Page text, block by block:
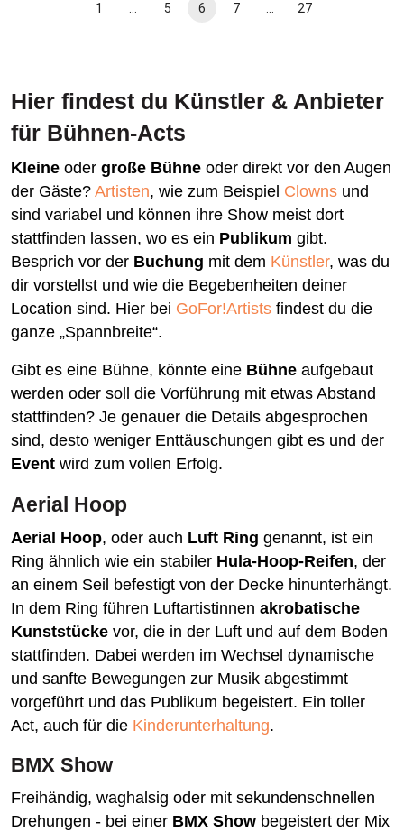
1 … 5 6 7 … 27
Hier findest du Künstler & Anbieter
für Bühnen-Acts
Kleine oder große Bühne oder direkt vor den Augen
der Gäste? Artisten, wie zum Beispiel Clowns und
sind variabel und können ihre Show meist dort
stattfinden lassen, wo es ein Publikum gibt.
Besprich vor der Buchung mit dem Künstler, was du
dir vorstellst und wie die Begebenheiten deiner
Location sind. Hier bei GoFor!Artists findest du die
ganze „Spannbreite“.
Gibt es eine Bühne, könnte eine Bühne aufgebaut
werden oder soll die Vorführung mit etwas Abstand
stattfinden? Je genauer die Details abgesprochen
sind, desto weniger Enttäuschungen gibt es und der
Event wird zum vollen Erfolg.
Aerial Hoop
Aerial Hoop, oder auch Luft Ring genannt, ist ein
Ring ähnlich wie ein stabiler Hula-Hoop-Reifen, der
an einem Seil befestigt von der Decke hinunterhängt.
In dem Ring führen Luftartistinnen akrobatische
Kunststücke vor, die in der Luft und auf dem Boden
stattfinden. Dabei werden im Wechsel dynamische
und sanfte Bewegungen zur Musik abgestimmt
vorgeführt und das Publikum begeistert. Ein toller
Act, auch für die Kinderunterhaltung.
BMX Show
Freihändig, waghalsig oder mit sekundenschnellen
Drehungen - bei einer BMX Show begeistert der Mix